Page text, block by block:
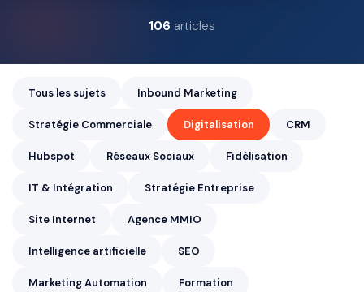
106 articles
Tous les sujets Inbound Marketing
Stratégie Commerciale Digitalisation CRM
Hubspot Réseaux Sociaux Fidélisation
IT & Intégration Stratégie Entreprise
Site Internet Agence MMIO
Intelligence artificielle SEO
Marketing Automation Formation